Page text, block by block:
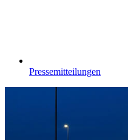
Pressemitteilungen